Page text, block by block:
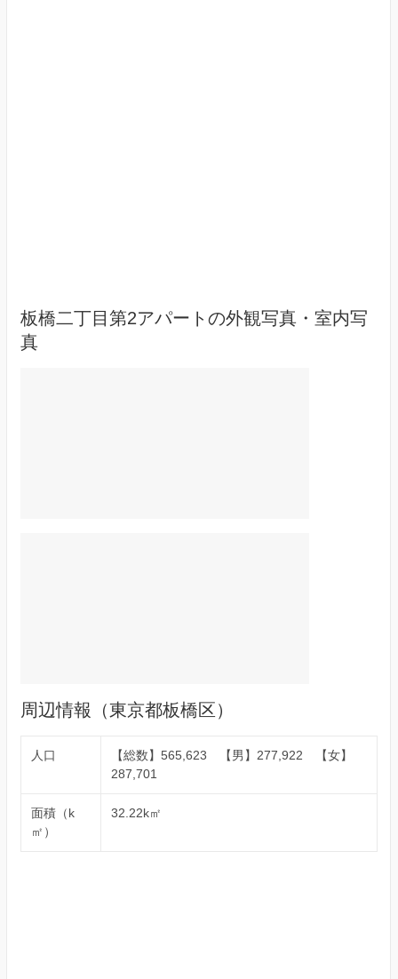
板橋二丁目第2アパートの外観写真・室内写
真
周辺情報（東京都板橋区）
人口
【総数】565,623 【男】277,922 【女】
287,701
面積（k
㎡）
32.22k㎡